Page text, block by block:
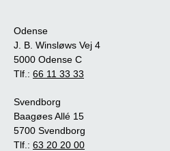
Odense
J. B. Winsløws Vej 4
5000 Odense C
Tlf.: 66 11 33 33
Svendborg
Baagøes Allé 15
5700 Svendborg
Tlf.: 63 20 20 00